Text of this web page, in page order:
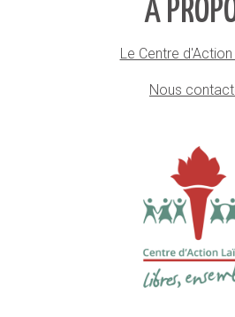
À
Le Centre
Nous